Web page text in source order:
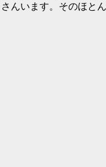
んいます。そのほと